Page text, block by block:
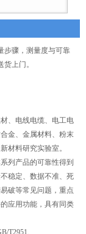
步骤，测量度与可靠
上门。
、电线电缆、电工电
金、金属材料、粉末
材料研究实验室。
列产品的可靠性得到
稳定、数据不准、死
破等常见问题，重点
应用功能，具有同类
T2951、